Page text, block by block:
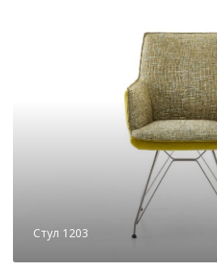
Стул 1203